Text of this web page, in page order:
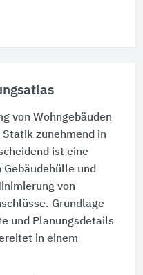
von Wohngebäuden
zunehmend in
ist eine
und
von
Grundlage
und Planungsdetails
in einem